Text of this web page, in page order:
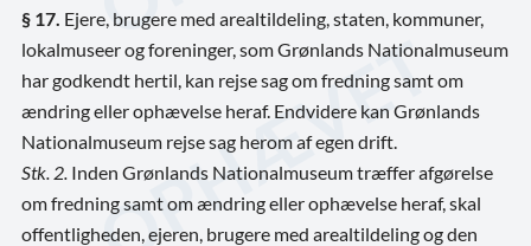
§ 17. Ejere, brugere med arealtildeling, staten, kommuner,
lokalmuseer og foreninger, som Grønlands Nationalmuseum
har godkendt hertil, kan rejse sag om fredning samt om
ændring eller ophævelse heraf. Endvidere kan Grønlands
Nationalmuseum rejse sag herom af egen drift.
Stk. 2. Inden Grønlands Nationalmuseum træffer afgørelse
om fredning samt om ændring eller ophævelse heraf, skal
offentligheden, ejeren, brugere med arealtildeling og den